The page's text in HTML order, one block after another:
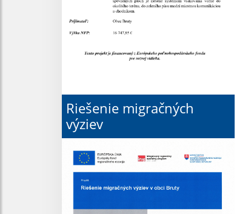
Riešenie migračných
výziev